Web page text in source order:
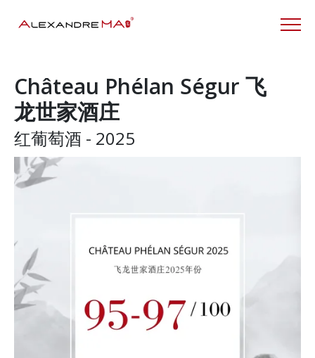
Château Phélan Ségur 飞
龙世家酒庄
红葡萄酒 - 2025